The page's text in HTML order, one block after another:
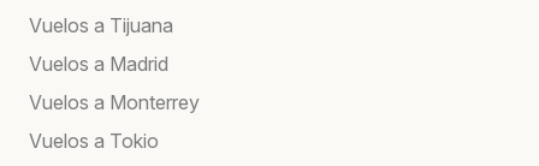
Vuelos a Tijuana
Vuelos a Madrid
Vuelos a Monterrey
Vuelos a Tokio